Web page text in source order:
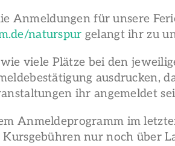
Anmeldungen für unsere
naturspur gelangt ihr zu
viele Plätze bei den
ausdrucken,
ihr angemeldet
Anmeldeprogramm im
nur noch über